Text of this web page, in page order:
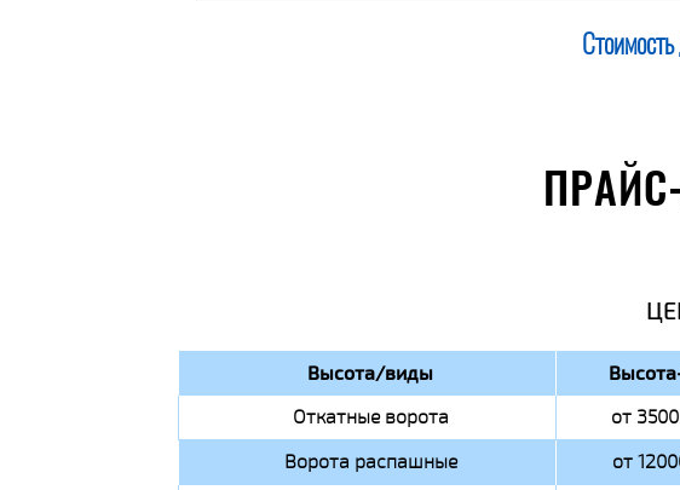
Высота/виды
Откатные ворота от
Ворота распашные
от